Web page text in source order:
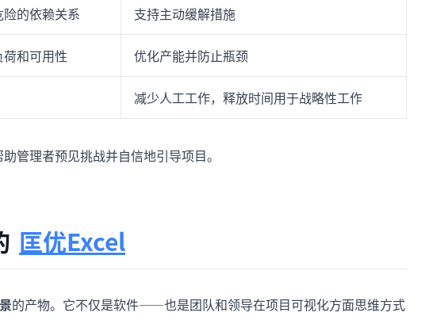
的依赖关系 支持主动缓解措施
和可用性 优化产能并防止瓶颈
减少人工工作，释放时间用于战略性工作
助管理者预见挑战并自信地引导项目。
匡优Excel
的产物。它不仅是软件——也是团队和领导在项目可视化方面思维方式